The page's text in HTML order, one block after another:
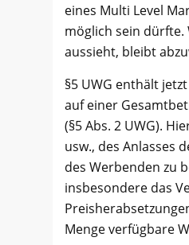
eines Multi Level
möglich sein
aussieht, bleibt
§5 UWG enthält
auf einer
(§5 Abs. 2 UWG).
usw., des Anlasses
des Werbenden zu
insbesondere das
Menge verfügbare